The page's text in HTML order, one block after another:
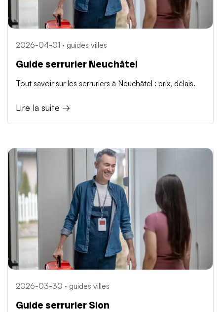
2026-04-01 · guides villes
Guide serrurier Neuchâtel
Tout savoir sur les serruriers à Neuchâtel : prix, délais.
Lire la suite →
2026-03-30 · guides villes
Guide serrurier Sion